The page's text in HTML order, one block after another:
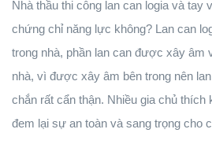
Nhà thầu thi công lan can logia và tay
chứng chỉ năng lực không? Lan can
trong nhà, phần lan can được xây âm
nhà, vì được xây âm bên trong nên
chắn rất cẩn thận. Nhiều gia chủ thích
đem lại sự an toàn và sang trọng cho